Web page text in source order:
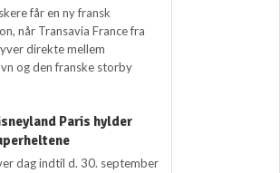
får en ny fransk
når Transavia France fra
direkte mellem
og den franske storby
Paris hylder
dag indtil d. 30. september